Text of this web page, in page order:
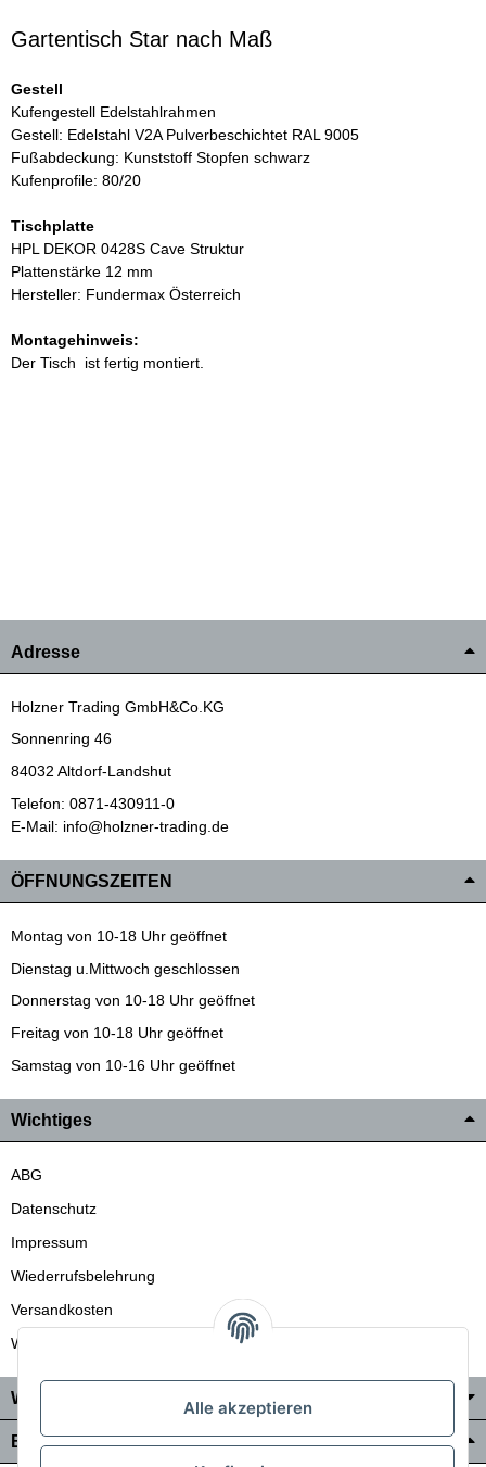
Gartentisch Star nach Maß
Gestell
Kufengestell Edelstahlrahmen
Gestell: Edelstahl V2A Pulverbeschichtet RAL 9005
Fußabdeckung: Kunststoff Stopfen schwarz
Kufenprofile: 80/20
Tischplatte
HPL DEKOR 0428S Cave Struktur
Plattenstärke 12 mm
Hersteller: Fundermax Österreich
Montagehinweis:
Der Tisch ist fertig montiert.
Adresse
Holzner Trading GmbH&Co.KG
Sonnenring 46
84032 Altdorf-Landshut
Telefon: 0871-430911-0
E-Mail: info@holzner-trading.de
ÖFFNUNGSZEITEN
Montag von 10-18 Uhr geöffnet
Dienstag u.Mittwoch geschlossen
Donnerstag von 10-18 Uhr geöffnet
Freitag von 10-18 Uhr geöffnet
Samstag von 10-16 Uhr geöffnet
Wichtiges
ABG
Datenschutz
Impressum
Wiederrufsbelehrung
Versandkosten
Wir liefern auch in die Schweiz
Wo Sie uns finden
Bezahlung & Versand
Alle akzeptieren